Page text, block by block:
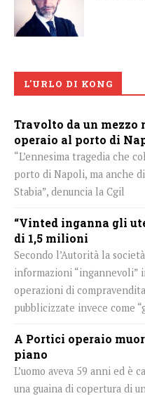
L'URLO DI KONG
Travolto da un mezzo
operaio al porto di
“L’ennesima tragedia che
porto di Napoli, ma anche
Stabia”, denuncia la Cgil
“Vinted inganna gli
di 1,5 milioni
Secondo l’Autorità la
informazioni “ingannevoli”
operazioni di
pubblicizzate invece come
A Portici operaio
piano
L’uomo aveva 59 anni ed è
una guaina di copertura di